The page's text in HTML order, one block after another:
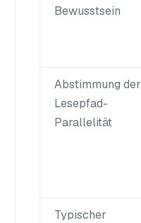
Bewusstsein
Abstimmung der
Lesepfad-
Parallelität
Typischer